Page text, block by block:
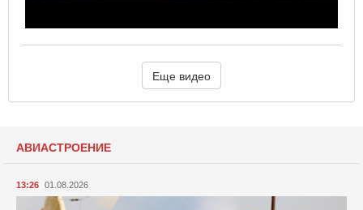
Еще видео
АВИАСТРОЕНИЕ
13:26 01.08.2026